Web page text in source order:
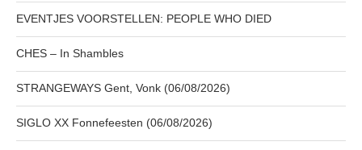
EVENTJES VOORSTELLEN: PEOPLE WHO DIED
CHES – In Shambles
STRANGEWAYS Gent, Vonk (06/08/2026)
SIGLO XX Fonnefeesten (06/08/2026)